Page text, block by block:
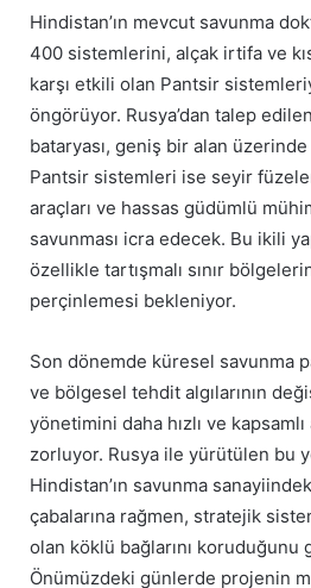
Hindistan’ın mevcut savunma
400 sistemlerini, alçak irtifa ve
karşı etkili olan Pantsir
öngörüyor. Rusya’dan talep
bataryası, geniş bir alan üzerinde
Pantsir sistemleri ise seyir
araçları ve hassas güdümlü
savunması icra edecek. Bu ikili
özellikle tartışmalı sınır
perçinlemesi bekleniyor.
Son dönemde küresel savunma
ve bölgesel tehdit algılarının
yönetimini daha hızlı ve kapsamlı
zorluyor. Rusya ile yürütülen bu
Hindistan’ın savunma
çabalarına rağmen, stratejik
olan köklü bağlarını koruduğunu
Önümüzdeki günlerde projenin